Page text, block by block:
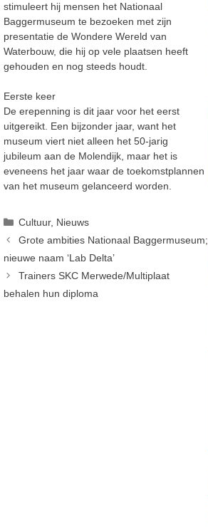
stimuleert hij mensen het Nationaal
Baggermuseum te bezoeken met zijn
presentatie de Wondere Wereld van
Waterbouw, die hij op vele plaatsen heeft
gehouden en nog steeds houdt.
Eerste keer
De erepenning is dit jaar voor het eerst
uitgereikt. Een bijzonder jaar, want het
museum viert niet alleen het 50-jarig
jubileum aan de Molendijk, maar het is
eveneens het jaar waar de toekomstplannen
van het museum gelanceerd worden.
Categorieën
Cultuur, Nieuws
Grote ambities Nationaal Baggermuseum;
nieuwe naam ‘Lab Delta’
Trainers SKC Merwede/Multiplaat
behalen hun diploma